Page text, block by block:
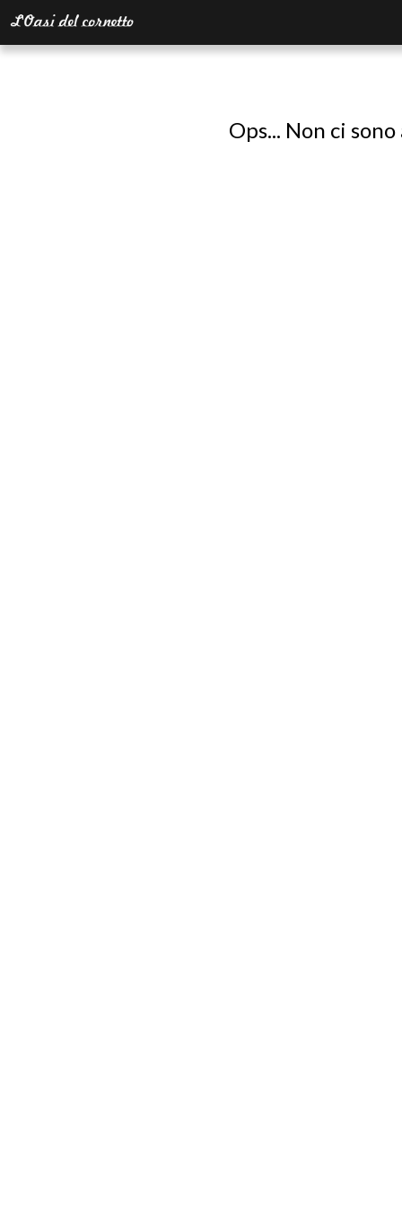
Ops... Non ci